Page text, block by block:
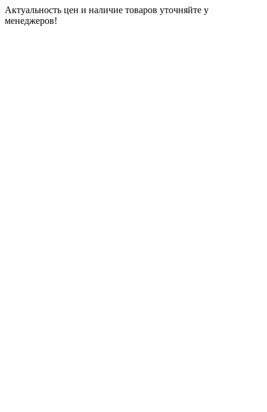
Актуальность цен и наличие товаров уточняйте у
менеджеров!